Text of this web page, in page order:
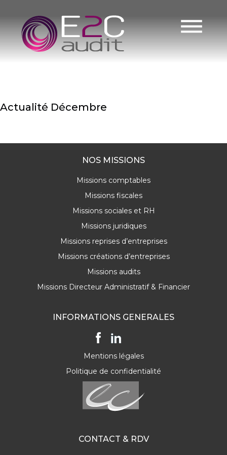
content
22
décembre
2021
Actualité Décembre
NOS MISSIONS
Missions comptables
Missions fiscales
Missions sociales et RH
Missions juridiques
Missions reprises d’entreprises
Missions créations d’entreprises
Missions audits
Missions Directeur Administratif & Financier
INFORMATIONS GENERALES
Mentions légales
Politique de confidentialité
CONTACT & RDV